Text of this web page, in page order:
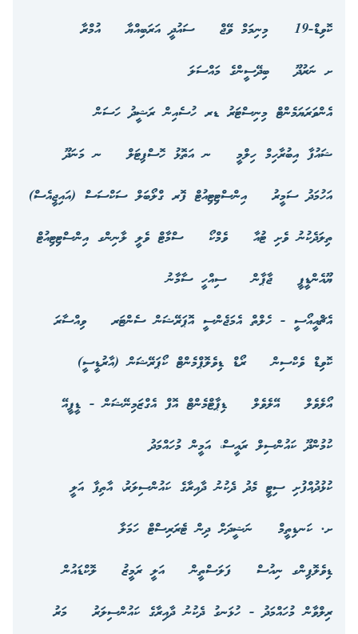
ކޮވިޑް-19
މިނިމަމް ވޭޖް ސައުދީ އަރަބިއްޔާ
އުމްރާ
ށ ނަރުދޫ
ބިދޭސީންގެ މައްސަލަ
އެންވަރަޔަމެންޓް މިނިސްޓަރު ޑރ ހުސެއިން ރަޝީދު ހަސަން
ޝައުފާ އިބުރާހިމް ހިލްމީ
ނ އަތޮޅު ހޮސްޕިޓަލް
ނ މަނަދޫ
އަހުމަދު ސަމީރު
އިންސްޓިޓިއުޓް ފޮރ ގްލޯބަލް ސަކްސަސް (އައިޖީއެސް)
ތިލަދެކުނު ވެށި ޓުއާ
ވެމްކޯ
ސްމާޓް ވެލީ ލާނިންގ އިންސްޓިޓިއުޓް
ޔޫއެންޑީޕީ
ޖާޕާން
ސިއްހީ ސާމާނު
އެޗްއީއޯސީ - ހެލްތް އެމަޖެންސީ އޮޕަރޭޝަން ސެންޓަރ
ވިއްސާރަ
ކޮވިޑް ވެކްސިން
ރޯޑް ޑިވެލޮޕްމެންޓް ކޯޕަރޭޝަން (އާރުޑީސީ)
އޯލެވެލް
އޭލެވެލް
ޑިޕާޓްމެންޓް އޮފް އެގްޒަމިނޭޝަން - ޑީޕީއޭ
ކުމުންދޫ ކައުންސިލް ރައީސް، އަމީން މުހައްމަދު
ކުޅުދުއްފުށި ސިޓީ މެދު ދެކުނު ދާއިރާގެ ކައުންސިލަރު، އާތިފާ އަލީ
ށ. ކަނޑިތީމް
ނަޝީދަށް ދިން ޓެރަރިސްޓް ހަމަލާ
ޑިވެލޮޕިންގ ނިއުސް
ފަލަސްތީން އަލީ ރަމީޒު
ލޮކްޑައުން
ރިލްވާން މުހައްމަދު - ހުޅަނގު ދެކުނު ދާއިރާގެ ކައުންސިލަރު
މަރު